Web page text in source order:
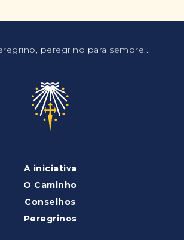
peregrino para sempre...
A iniciativa
O Caminho
Conselhos
Peregrinos